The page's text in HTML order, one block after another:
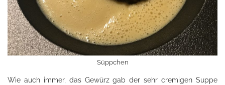
Süppchen
Wie auch immer, das Gewürz gab der sehr cremigen Suppe